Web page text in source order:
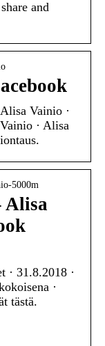
and
Vainio ·
· Alisa
5000m
Alisa
31.8.2018 ·
·
tästä.